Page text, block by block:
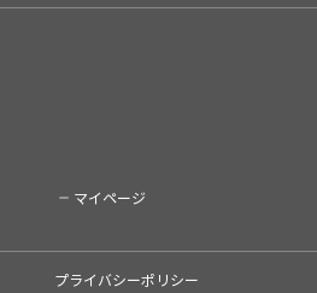
マイページ
プライバシーポリシー